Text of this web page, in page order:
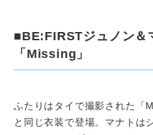
■BE:FIRSTジュノン＆
「Missing」
ふたりはタイで撮影された「
と同じ衣装で登場。マナトは